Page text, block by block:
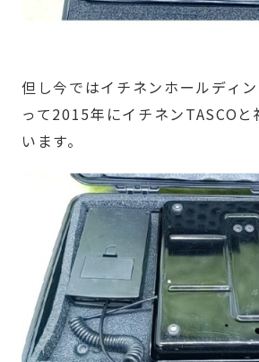
但し今ではイチネンホールディ
って2015年にイチネンTASCOと
います。